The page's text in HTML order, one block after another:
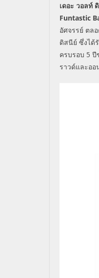
เดอะ วอลท์
Funtastic
อัศจรรย์ ตล
ดิสนีย์ ซึ่งได้
ครบรอบ 5 ปี
ราวด์และอ